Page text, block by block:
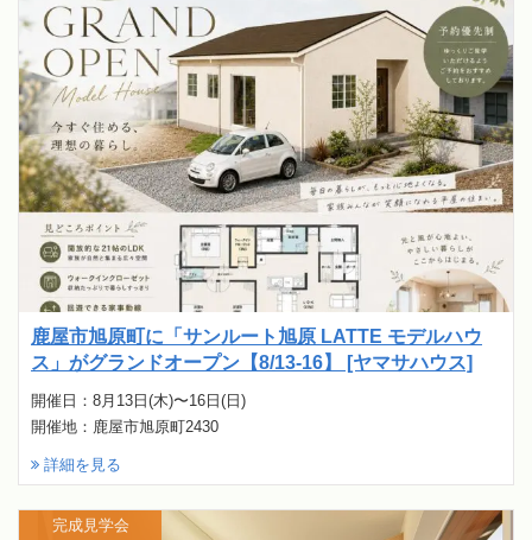
鹿屋市旭原町に「サンルート旭原 LATTE モデルハウ
ス」がグランドオープン【8/13-16】 [ヤマサハウス]
開催日：8月13日(木)〜16日(日)
開催地：鹿屋市旭原町2430
詳細を見る
完成見学会